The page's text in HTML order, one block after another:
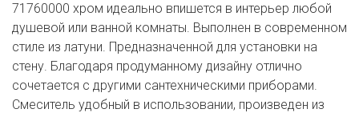
71760000 хром идеально впишется в интерьер любой
душевой или ванной комнаты. Выполнен в современном
стиле из латуни. Предназначенной для установки на
стену. Благодаря продуманному дизайну отлично
сочетается с другими сантехническими приборами.
Смеситель удобный в использовании, произведен из